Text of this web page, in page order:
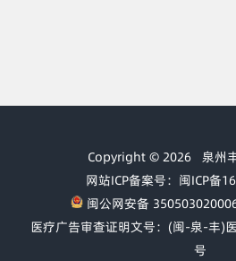
Copyright © 2026 泉州
网站ICP备案号：闽ICP备
闽公网安备
医疗广告审查证明文号：(闽-泉-丰)
号